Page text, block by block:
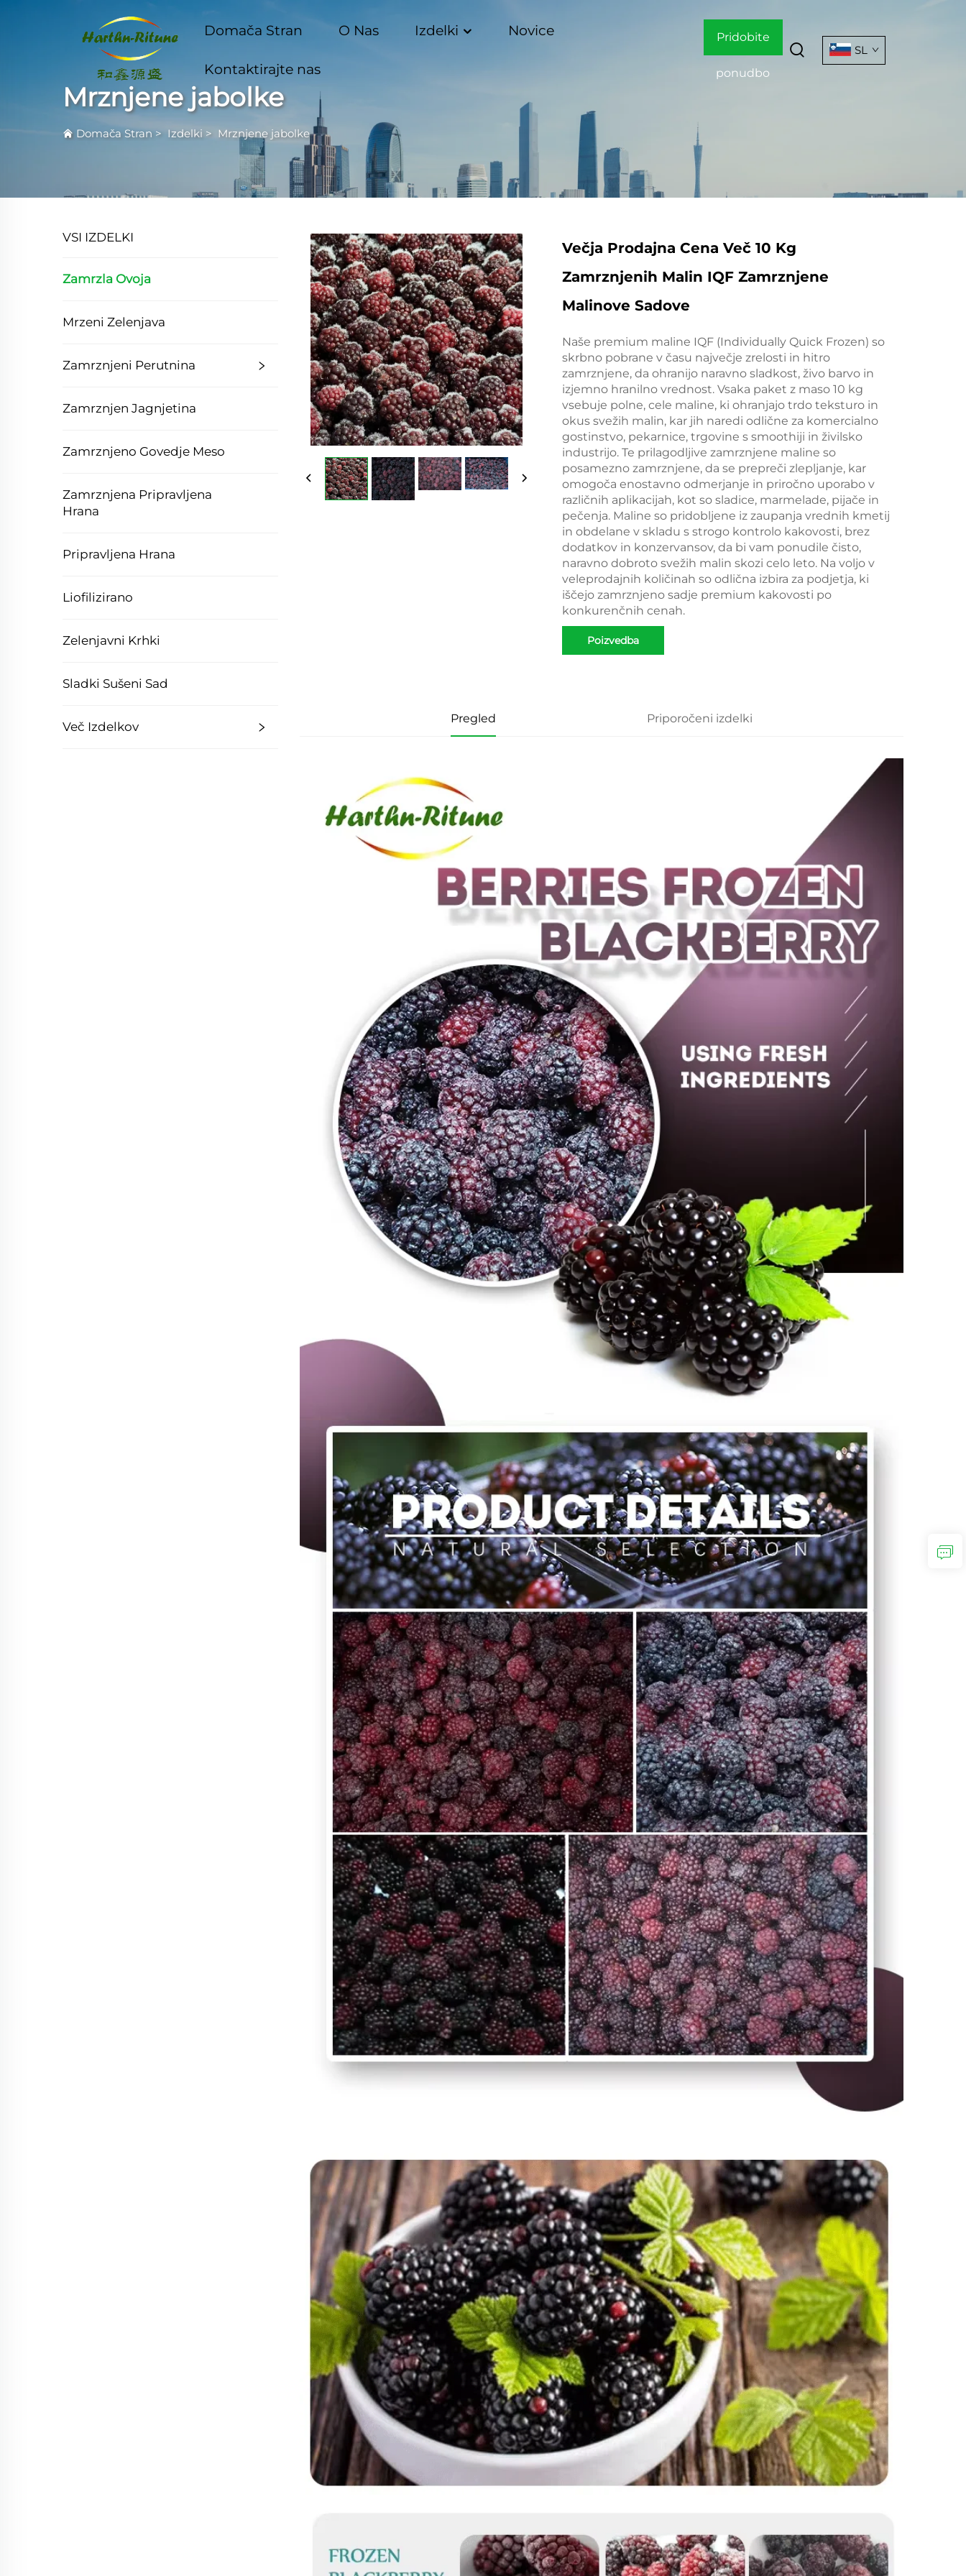
Domača Stran O Nas Izdelki Novice
Kontaktirajte nas
Pridobite
ponudbo
SL
Mrznjene jabolke
Domača Stran > Izdelki > Mrznjene jabolke
VSI IZDELKI
Zamrzla Ovoja
Mrzeni Zelenjava
Zamrznjeni Perutnina
Zamrznjen Jagnjetina
Zamrznjeno Govedje Meso
Zamrznjena Pripravljena
Hrana
Pripravljena Hrana
Liofilizirano
Zelenjavni Krhki
Sladki Sušeni Sad
Več Izdelkov
Večja Prodajna Cena Več 10 Kg
Zamrznjenih Malin IQF Zamrznjene
Malinove Sadove
Naše premium maline IQF (Individually Quick Frozen) so
skrbno pobrane v času največje zrelosti in hitro
zamrznjene, da ohranijo naravno sladkost, živo barvo in
izjemno hranilno vrednost. Vsaka paket z maso 10 kg
vsebuje polne, cele maline, ki ohranjajo trdo teksturo in
okus svežih malin, kar jih naredi odlične za komercialno
gostinstvo, pekarnice, trgovine s smoothiji in živilsko
industrijo. Te prilagodljive zamrznjene maline so
posamezno zamrznjene, da se prepreči zlepljanje, kar
omogoča enostavno odmerjanje in priročno uporabo v
različnih aplikacijah, kot so sladice, marmelade, pijače in
pečenja. Maline so pridobljene iz zaupanja vrednih kmetij
in obdelane v skladu s strogo kontrolo kakovosti, brez
dodatkov in konzervansov, da bi vam ponudile čisto,
naravno dobroto svežih malin skozi celo leto. Na voljo v
veleprodajnih količinah so odlična izbira za podjetja, ki
iščejo zamrznjeno sadje premium kakovosti po
konkurenčnih cenah.
Poizvedba
Pregled Priporočeni izdelki